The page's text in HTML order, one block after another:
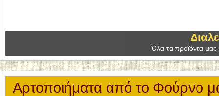
Όλα τα προϊόντα μας
Αρτοποιήματα από το Φούρνο